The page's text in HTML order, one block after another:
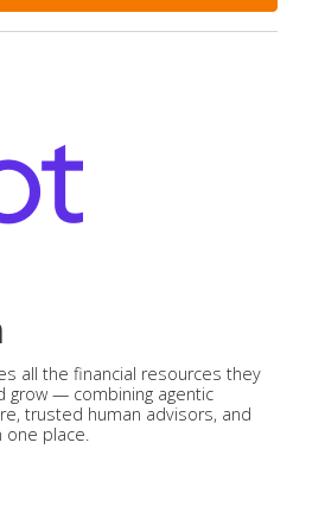
all the financial resources they
grow — combining agentic
trusted human advisors, and
one place.